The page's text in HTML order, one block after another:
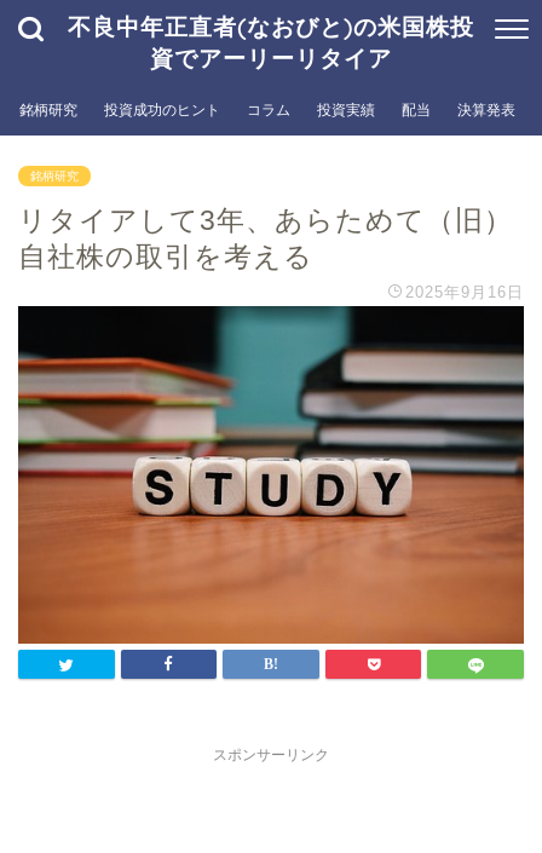
不良中年正直者(なおびと)の米国株投
資でアーリーリタイア
銘柄研究 投資成功のヒント コラム 投資実績 配当 決算発表
銘柄研究
リタイアして3年、あらためて（旧）
自社株の取引を考える
2025年9月16日
スポンサーリンク